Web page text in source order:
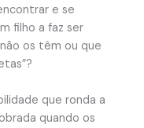
e se
filho a faz ser
os têm ou que
que ronda a
quando os